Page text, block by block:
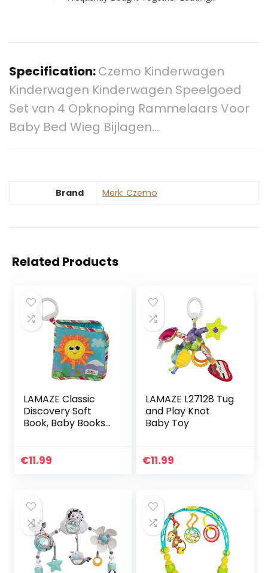
Specification:Czemo Kinderwagen
Kinderwagen Kinderwagen Speelgoed
Set van 4 Opknoping Rammelaars Voor
Baby Bed Wieg Bijlagen…
Brand Merk: Czemo
Related Products
LAMAZE Classic
Discovery Soft
Book, Baby Books
Textured Baby
€11.99
LAMAZE L27128 Tug
and Play Knot
Baby Toy
€11.99